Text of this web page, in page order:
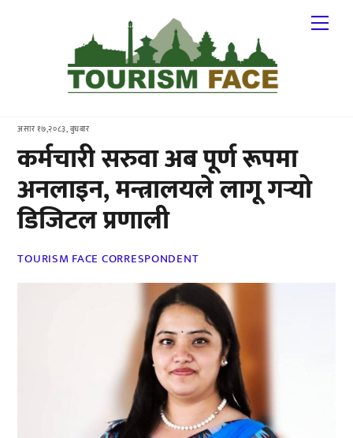
असार १७,२०८३, बुधबार
कर्मचारी सरुवा अब पूर्ण रूपमा
अनलाइन, मन्त्रालयले लागू गर्‍यो
डिजिटल प्रणाली
TOURISM FACE CORRESPONDENT